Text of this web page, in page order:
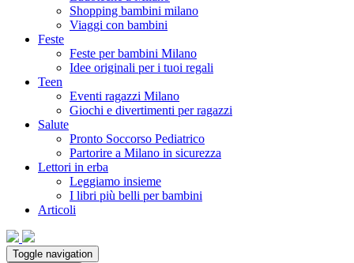
Shopping bambini milano
Viaggi con bambini
Feste
Feste per bambini Milano
Idee originali per i tuoi regali
Teen
Eventi ragazzi Milano
Giochi e divertimenti per ragazzi
Salute
Pronto Soccorso Pediatrico
Partorire a Milano in sicurezza
Lettori in erba
Leggiamo insieme
I libri più belli per bambini
Articoli
Toggle navigation